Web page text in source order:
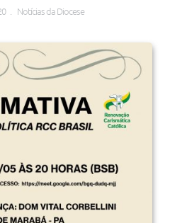
. Notícias da Diocese